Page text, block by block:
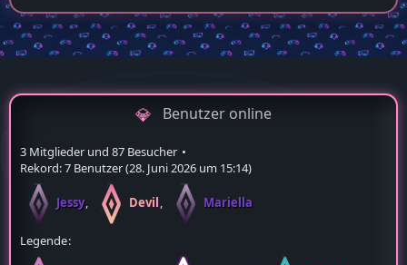
Benutzer online
3 Mitglieder und 87 Besucher
Rekord: 7 Benutzer (28. Juni 2026 um 15:14)
Jessy Devil Mariella
Legende